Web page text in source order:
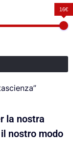
16€
la nostra
nostro modo